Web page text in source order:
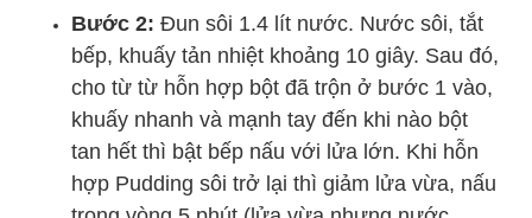
Bước 2: Đun sôi 1.4 lít nước. Nước sôi, tắt
bếp, khuấy tản nhiệt khoảng 10 giây. Sau đó,
cho từ từ hỗn hợp bột đã trộn ở bước 1 vào,
khuấy nhanh và mạnh tay đến khi nào bột
tan hết thì bật bếp nấu với lửa lớn. Khi hỗn
hợp Pudding sôi trở lại thì giảm lửa vừa, nấu